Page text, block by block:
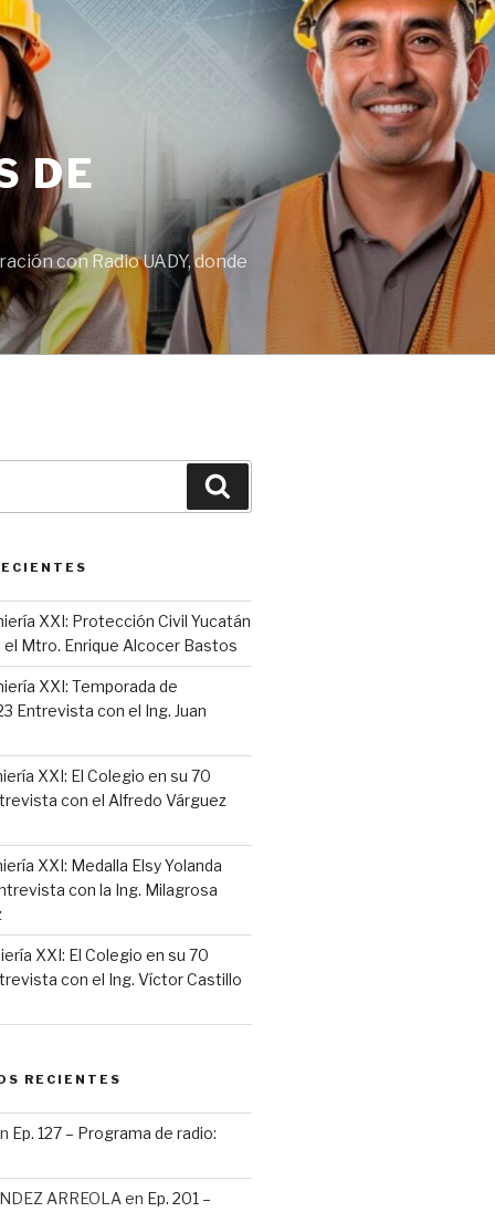
DE
con Radio UADY, donde
XXI: Protección Civil Yucatán
Mtro. Enrique Alcocer Bastos
XXI: Temporada de
Entrevista con el Ing. Juan
XXI: El Colegio en su 70
con el Alfredo Várguez
XXI: Medalla Elsy Yolanda
con la Ing. Milagrosa
XXI: El Colegio en su 70
con el Ing. Víctor Castillo
RECIENTES
Ep. 127 – Programa de radio:
ARREOLAen Ep. 201 –